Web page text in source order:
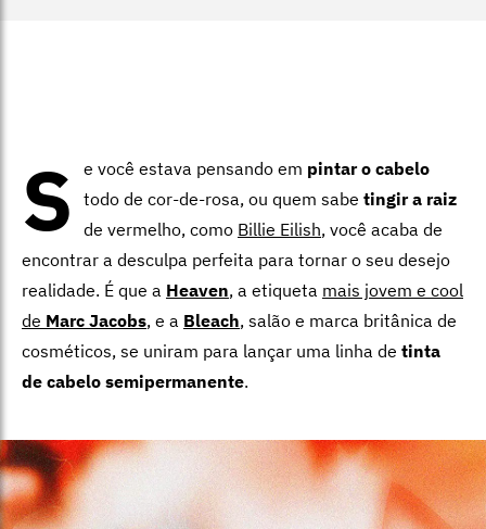
S e você estava pensando em pintar o cabelo
todo de cor-de-rosa, ou quem sabe tingir a raiz
de vermelho, como Billie Eilish, você acaba de
encontrar a desculpa perfeita para tornar o seu desejo
realidade. É que a Heaven, a etiqueta mais jovem e cool
de Marc Jacobs, e a Bleach, salão e marca britânica de
cosméticos, se uniram para lançar uma linha de tinta
de cabelo semipermanente.